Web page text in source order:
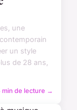
une
un style
de 28 ans,
min de lecture →